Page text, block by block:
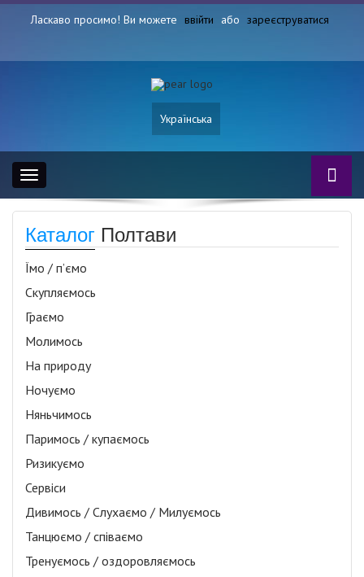
Ласкаво просимо! Ви можете ввійти або зареєструватися
Українська
Toggle
navigation
Каталог Полтави
Їмо / п’ємо
Скупляємось
Граємо
Молимось
На природу
Ночуємо
Няньчимось
Паримось / купаємось
Ризикуємо
Сервіси
Дивимось / Слухаємо / Милуємось
Танцюємо / співаємо
Тренуємось / оздоровляємось